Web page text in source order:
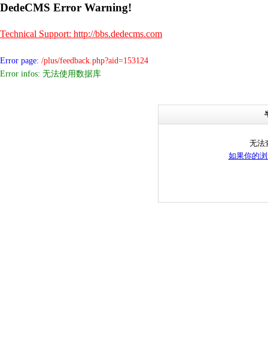
DedeCMS Error Warning!
Technical Support: http://bbs.dedecms.com
Error page: /plus/feedback.php?aid=153124
Error infos: 无法使用数据库
无法
如果你的